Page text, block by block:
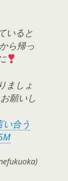
いると
ら帰っ
ましょ
合う